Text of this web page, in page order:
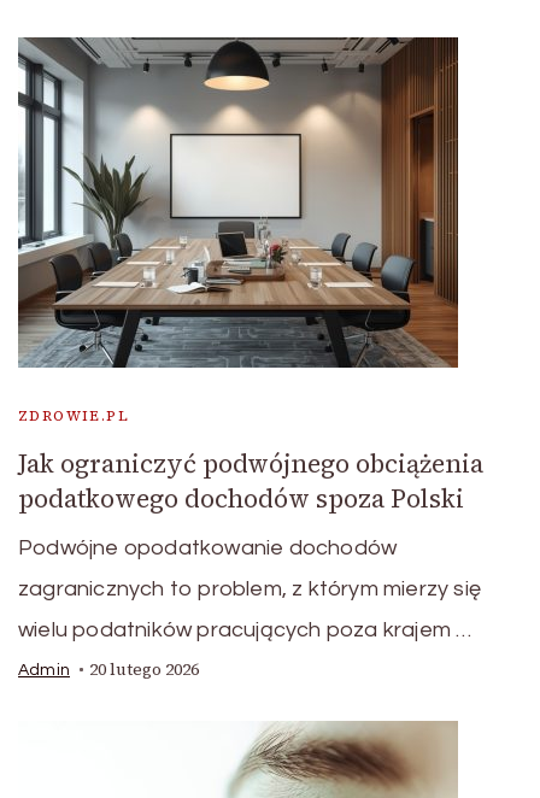
ZDROWIE.PL
Jak ograniczyć podwójnego obciążenia
podatkowego dochodów spoza Polski
Podwójne opodatkowanie dochodów
zagranicznych to problem, z którym mierzy się
wielu podatników pracujących poza krajem …
Admin 20 lutego 2026